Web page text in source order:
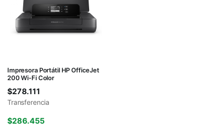
Impresora Portátil HP OfficeJet
200 Wi-Fi Color
$278.111
Transferencia
$286.455